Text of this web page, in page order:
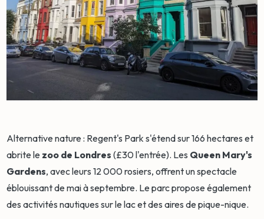
Alternative nature : Regent's Park s'étend sur 166 hectares et
abrite le zoo de Londres (£30 l'entrée). Les Queen Mary's
Gardens, avec leurs 12 000 rosiers, offrent un spectacle
éblouissant de mai à septembre. Le parc propose également
des activités nautiques sur le lac et des aires de pique-nique.